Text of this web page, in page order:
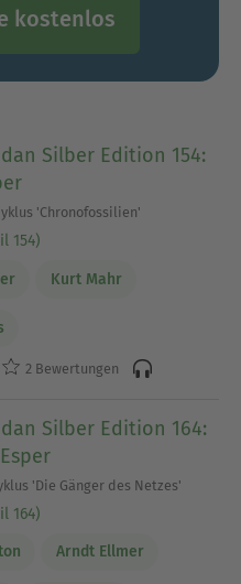
kostenlos
Silber Edition 154:
'Chronofossilien'
154)
Kurt Mahr
2 Bewertungen
Silber Edition 164:
'Die Gänger des Netzes'
164)
Arndt Ellmer